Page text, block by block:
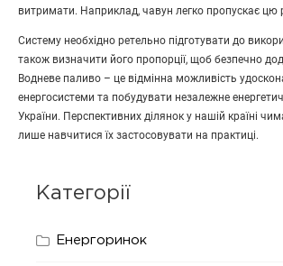
витримати. Наприклад, чавун легко пропускає цю
Систему необхідно ретельно підготувати до
також визначити його пропорції, щоб безпечно
Водневе паливо – це відмінна можливість
енергосистеми та побудувати незалежне
України. Перспективних ділянок у нашій країні
лише навчитися їх застосовувати на практиці.
Категорії
Енергоринок